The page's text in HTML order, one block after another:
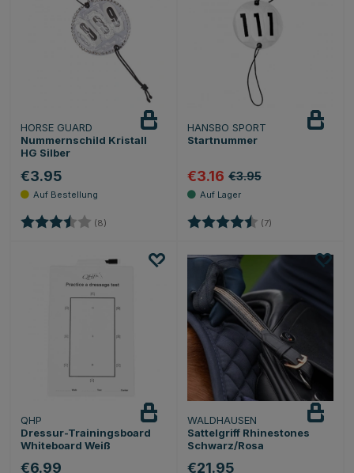
HORSE GUARD
Nummernschild Kristall
HG Silber
€3.95
Bewertung: (8)
HANSBO SPORT
Startnummer
€3.16 €3.95
Bewertung: (7)
QHP
Dressur-Trainingsboard
Whiteboard Weiß
€6.99
WALDHAUSEN
Sattelgriff Rhinestones
Schwarz/Rosa
€21.95